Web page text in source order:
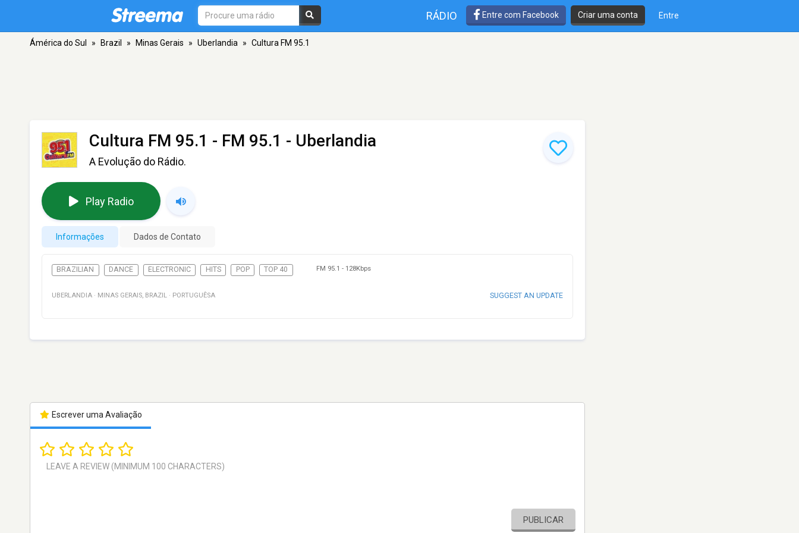
RÁDIO Entre com Facebook Criar uma conta Entre
Ámérica do Sul » Brazil » Minas Gerais » Uberlandia » Cultura FM 95.1
Cultura FM 95.1 - FM 95.1 - Uberlandia
A Evolução do Rádio.
Play Radio
Informações Dados de Contato
BRAZILIAN DANCE ELECTRONIC HITS POP TOP 40 FM 95.1 - 128Kbps
UBERLANDIA · MINAS GERAIS, BRAZIL · PORTUGUÊSA SUGGEST AN UPDATE
Escrever uma Avaliação
PUBLICAR